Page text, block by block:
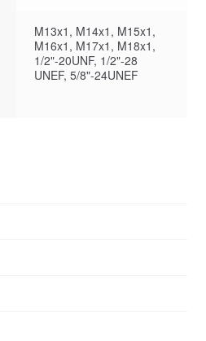
M13x1, M14x1, M15x1,
M16x1, M17x1, M18x1,
1/2"-20UNF, 1/2"-28
UNEF, 5/8"-24UNEF